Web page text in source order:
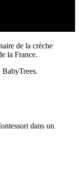
de la crèche
la France.
BabyTrees.
dans un